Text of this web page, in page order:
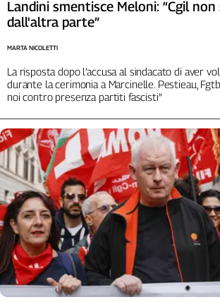
Liguria
Lombardia
Puglia
Sardegna
Toscana
Trentino
Umbria
Valle
D'Aosta
Veneto
Archivio
Storico
1955-
2014
Landini smentisce Meloni: “Cgil non
dall'altra parte”
La risposta dopo l’accusa al sindacato di aver
durante la cerimonia a Marcinelle. Pestieau,
noi contro presenza partiti fascisti”
MARTA NICOLETTI